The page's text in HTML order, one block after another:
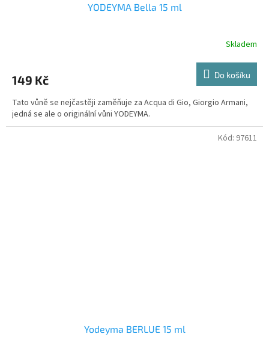
YODEYMA Bella 15 ml
Skladem
149 Kč Do košíku
Tato vůně se nejčastěji zaměňuje za Acqua di Gio, Giorgio Armani,
jedná se ale o originální vůni YODEYMA.
Yodeyma BERLUE 15 ml
Kód: 97611